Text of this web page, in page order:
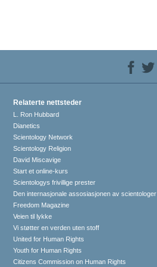
Relaterte nettsteder
L. Ron Hubbard
Dianetics
Scientology Network
Scientology Religion
David Miscavige
Start et online-kurs
Scientologys frivillige prester
Den internasjonale assosiasjonen av scientologer
Freedom Magazine
Veien til lykke
Vi støtter en verden uten stoff
United for Human Rights
Youth for Human Rights
Citizens Commission on Human Rights